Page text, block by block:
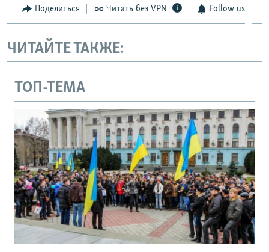
Поделиться Читать без VPN Follow us
ЧИТАЙТЕ ТАКЖЕ:
ТОП-ТЕМА